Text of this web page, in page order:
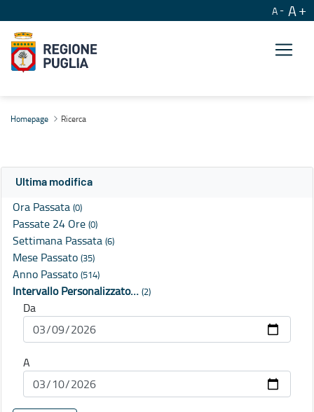
A A
Homepage Ricerca
Ultima modifica
Ora Passata (0)
Passate 24 Ore (0)
Settimana Passata (6)
Mese Passato (35)
Anno Passato (514)
Intervallo Personalizzato… (2)
Da
A